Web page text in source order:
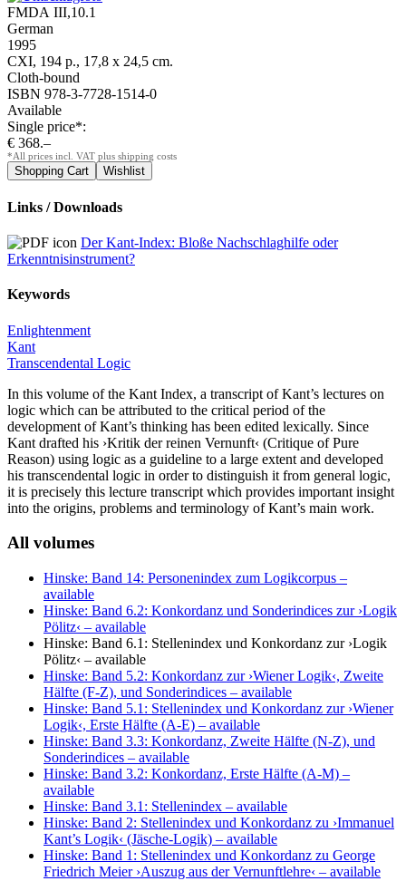
FMDA III,10.1
German
1995
CXI, 194 p., 17,8 x 24,5 cm.
Cloth-bound
ISBN 978-3-7728-1514-0
Available
Single price*:
€ 368.–
*All prices incl. VAT plus shipping costs
Links / Downloads
Der Kant-Index: Bloße Nachschlaghilfe oder
Erkenntnisinstrument?
Keywords
Enlightenment
Kant
Transcendental Logic
In this volume of the Kant Index, a transcript of Kant’s lectures on
logic which can be attributed to the critical period of the
development of Kant’s thinking has been edited lexically. Since
Kant drafted his ›Kritik der reinen Vernunft‹ (Critique of Pure
Reason) using logic as a guideline to a large extent and developed
his transcendental logic in order to distinguish it from general logic,
it is precisely this lecture transcript which provides important insight
into the origins, problems and terminology of Kant’s main work.
All volumes
Hinske: Band 14: Personenindex zum Logikcorpus –
available
Hinske: Band 6.2: Konkordanz und Sonderindices zur ›Logik
Pölitz‹ – available
Hinske: Band 6.1: Stellenindex und Konkordanz zur ›Logik
Pölitz‹ – available
Hinske: Band 5.2: Konkordanz zur ›Wiener Logik‹, Zweite
Hälfte (F-Z), und Sonderindices – available
Hinske: Band 5.1: Stellenindex und Konkordanz zur ›Wiener
Logik‹, Erste Hälfte (A-E) – available
Hinske: Band 3.3: Konkordanz, Zweite Hälfte (N-Z), und
Sonderindices – available
Hinske: Band 3.2: Konkordanz, Erste Hälfte (A-M) –
available
Hinske: Band 3.1: Stellenindex – available
Hinske: Band 2: Stellenindex und Konkordanz zu ›Immanuel
Kant’s Logik‹ (Jäsche-Logik) – available
Hinske: Band 1: Stellenindex und Konkordanz zu George
Friedrich Meier ›Auszug aus der Vernunftlehre‹ – available